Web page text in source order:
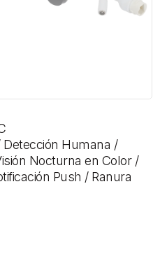
Detección Humana /
Nocturna en Color /
Push / Ranura